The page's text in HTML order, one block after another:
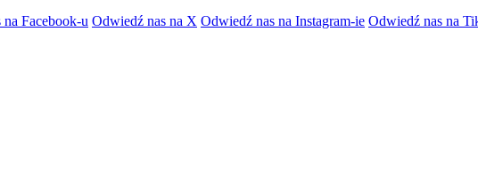
Facebook-u Odwiedź nas na X Odwiedź nas na Instagram-ie Odwiedź nas na